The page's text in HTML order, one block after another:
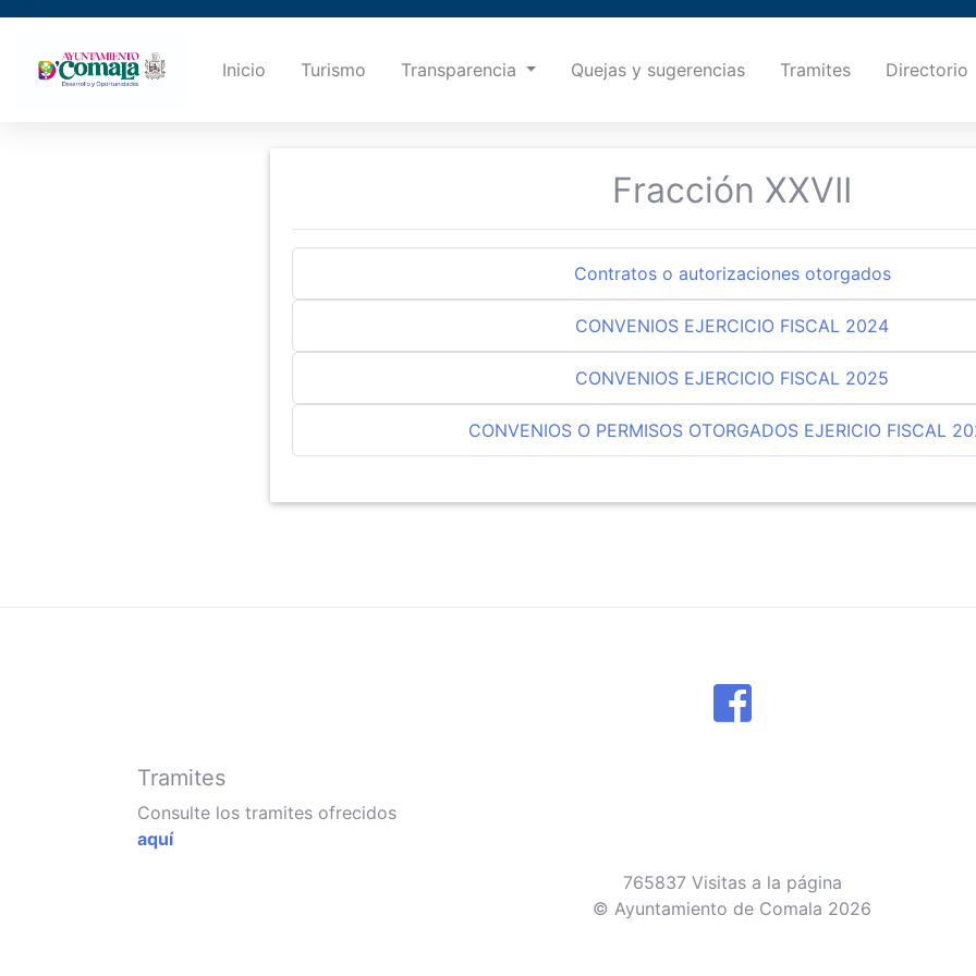
Inicio Turismo Transparencia Quejas y sugerencias Tramites Directorio
Fracción XXVII
Contratos o autorizaciones otorgados
CONVENIOS EJERCICIO FISCAL 2024
CONVENIOS EJERCICIO FISCAL 2025
CONVENIOS O PERMISOS OTORGADOS EJERICIO FISCAL
Tramites
Consulte los tramites ofrecidos
aquí
765837 Visitas a la página
© Ayuntamiento de Comala 2026